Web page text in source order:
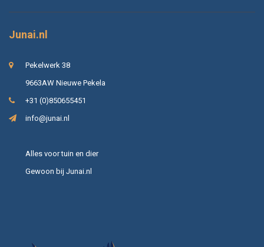
Junai.nl
Pekelwerk 38
9663AW Nieuwe Pekela
+31 (0)850655451
info@junai.nl
Alles voor tuin en dier
Gewoon bij Junai.nl